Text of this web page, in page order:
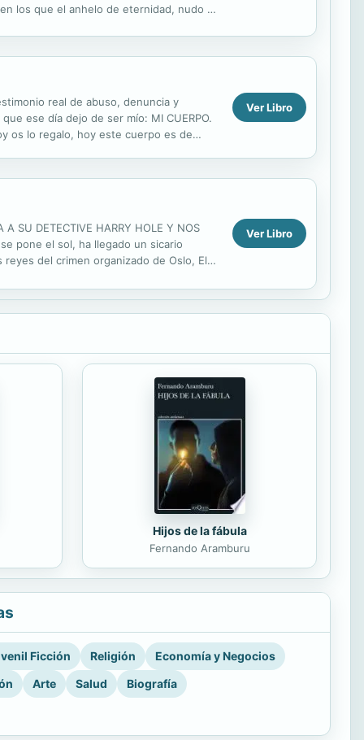
los que el anhelo de eternidad, nudo y
real de abuso, denuncia y
ese día dejo de ser mío: MI CUERPO.
os lo regalo, hoy este cuerpo es de
Ver Libro
SU DETECTIVE HARRY HOLE Y NOS
se pone el sol, ha llegado un sicario
del crimen organizado de Oslo, El
Ver Libro
Hijos de la fábula
Fernando Aramburu
Ficción Religión
Economía y Negocios
Arte Salud Biografía